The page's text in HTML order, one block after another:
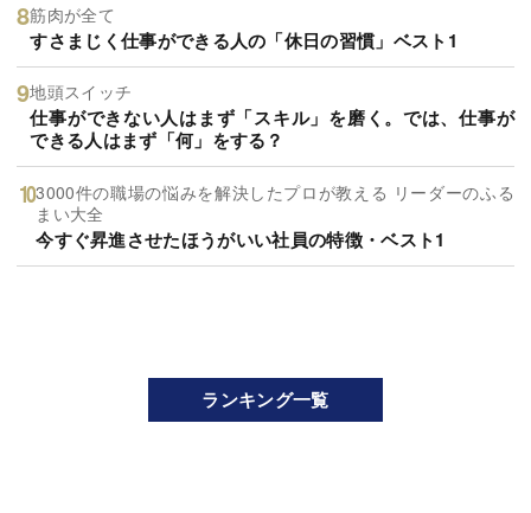
筋肉が全て
すさまじく仕事ができる人の「休日の習慣」ベスト1
地頭スイッチ
仕事ができない人はまず「スキル」を磨く。では、仕事が
できる人はまず「何」をする？
3000件の職場の悩みを解決したプロが教える リーダーのふる
まい大全
今すぐ昇進させたほうがいい社員の特徴・ベスト1
ランキング一覧